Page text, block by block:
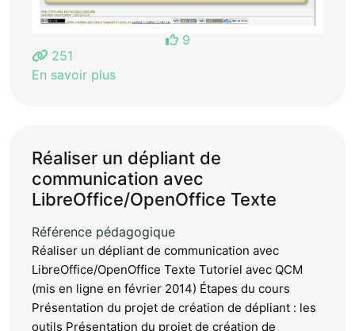
9
251
En savoir plus
Réaliser un dépliant de
communication avec
LibreOffice/OpenOffice Texte
Référence pédagogique
Réaliser un dépliant de communication avec
LibreOffice/OpenOffice Texte Tutoriel avec QCM
(mis en ligne en février 2014) Étapes du cours
Présentation du projet de création de dépliant : les
outils Présentation du projet de création de